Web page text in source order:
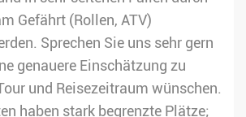
Gefährt (Rollen, ATV)
Sprechen Sie uns sehr gern
genauere Einschätzung zu
und Reisezeitraum wünschen.
haben stark begrenzte Plätze;